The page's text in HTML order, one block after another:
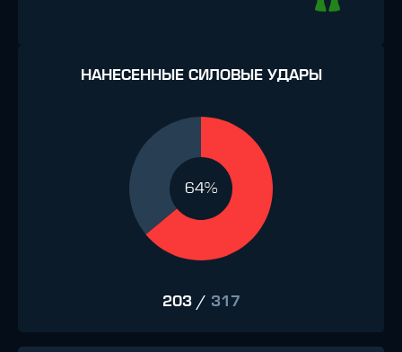
НАНЕСЕННЫЕ СИЛОВЫЕ УДАРЫ
64%
203/ 317